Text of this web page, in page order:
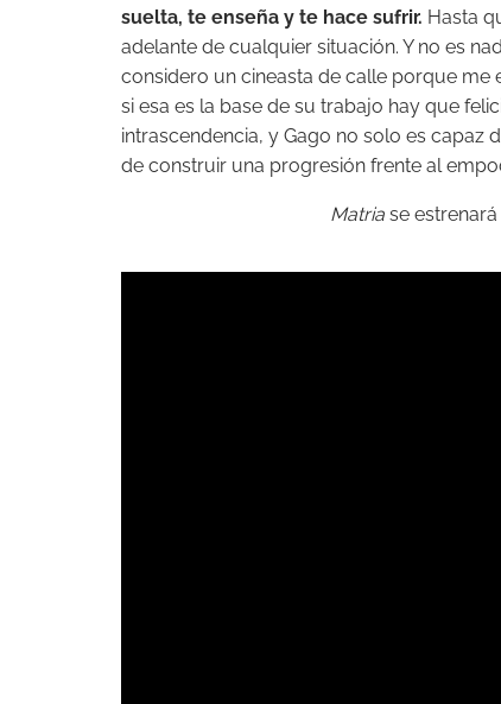
suelta, te enseña y te hace sufrir. Hasta
adelante de cualquier situación. Y no es
considero un cineasta de calle porque
si esa es la base de su trabajo hay que
intrascendencia, y Gago no solo es capaz
de construir una progresión frente al
Matria se estrenará